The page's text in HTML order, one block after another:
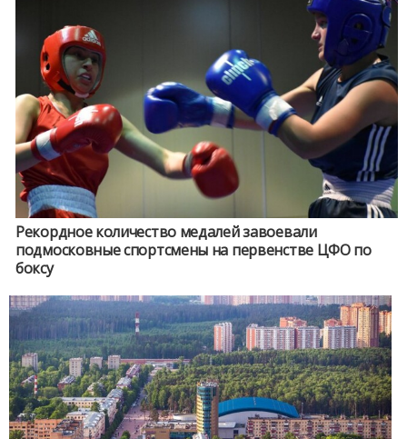
Рекордное количество медалей завоевали
подмосковные спортсмены на первенстве ЦФО по
боксу